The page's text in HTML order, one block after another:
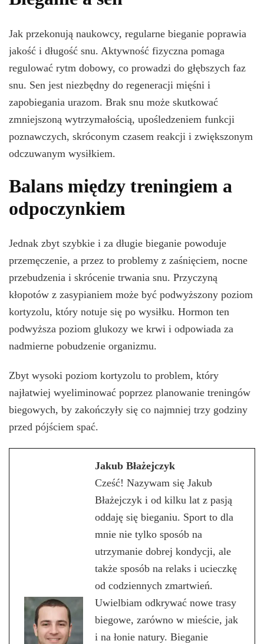
Jak przekonują naukowcy, regularne bieganie poprawia
jakość i długość snu. Aktywność fizyczna pomaga
regulować rytm dobowy, co prowadzi do głębszych faz
snu. Sen jest niezbędny do regeneracji mięśni i
zapobiegania urazom. Brak snu może skutkować
zmniejszoną wytrzymałością, upośledzeniem funkcji
poznawczych, skróconym czasem reakcji i zwiększonym
odczuwanym wysiłkiem.
Balans między treningiem a
odpoczynkiem
Jednak zbyt szybkie i za długie bieganie powoduje
przemęczenie, a przez to problemy z zaśnięciem, nocne
przebudzenia i skrócenie trwania snu. Przyczyną
kłopotów z zasypianiem może być podwyższony poziom
kortyzolu, który notuje się po wysiłku. Hormon ten
podwyższa poziom glukozy we krwi i odpowiada za
nadmierne pobudzenie organizmu.
Zbyt wysoki poziom kortyzolu to problem, który
najłatwiej wyeliminować poprzez planowanie treningów
biegowych, by zakończyły się co najmniej trzy godziny
przed pójściem spać.
Jakub Błażejczyk
Cześć! Nazywam się Jakub
Błażejczyk i od kilku lat z pasją
oddaję się bieganiu. Sport to dla
mnie nie tylko sposób na
utrzymanie dobrej kondycji, ale
także sposób na relaks i ucieczkę
od codziennych zmartwień.
Uwielbiam odkrywać nowe trasy
biegowe, zarówno w mieście, jak
i na łonie natury. Bieganie